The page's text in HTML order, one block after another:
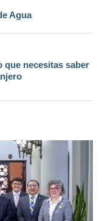
Agua
que necesitas saber